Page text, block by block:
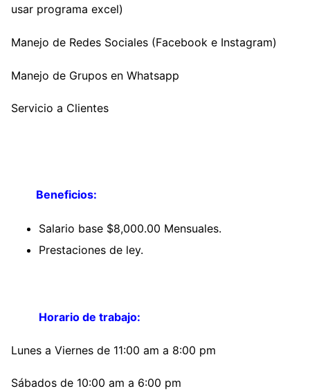
usar programa excel)
Manejo de Redes Sociales (Facebook e Instagram)
Manejo de Grupos en Whatsapp
Servicio a Clientes
Beneficios:
Salario base $8,000.00 Mensuales.
Prestaciones de ley.
Horario de trabajo:
Lunes a Viernes de 11:00 am a 8:00 pm
Sábados de 10:00 am a 6:00 pm